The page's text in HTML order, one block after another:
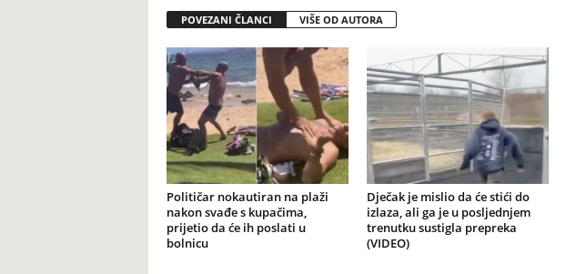
POVEZANI ČLANCI VIŠE OD AUTORA
Političar nokautiran na plaži
nakon svađe s kupačima,
prijetio da će ih poslati u
bolnicu
Dječak je mislio da će stići do
izlaza, ali ga je u posljednjem
trenutku sustigla prepreka
(VIDEO)